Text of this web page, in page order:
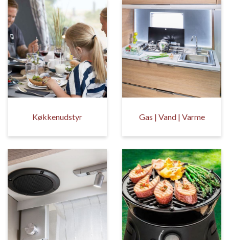
Køkkenudstyr Gas | Vand | Varme